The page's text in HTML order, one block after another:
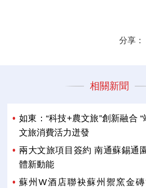
分享：
相關新聞
如東：“科技+農文旅”創新融合 “
文旅消費活力迸發
兩大文旅項目簽約 南通蘇錫通
體新動能
蘇州W酒店聯袂蘇州禦窯金